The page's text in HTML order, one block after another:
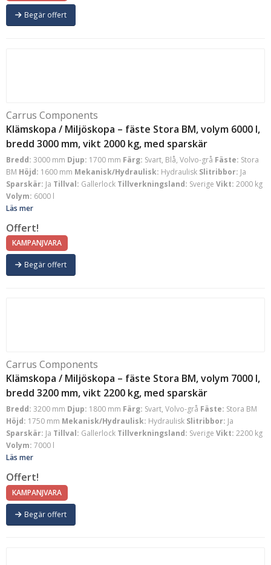
Begär offert
Carrus Components
Klämskopa / Miljöskopa – fäste Stora BM, volym 6000 l,
bredd 3000 mm, vikt 2000 kg, med sparskär
Bredd: 3000 mm Djup: 1700 mm Färg: Svart, Blå, Volvo-grå Fäste: Stora
BM Höjd: 1600 mm Mekanisk/Hydraulisk: Hydraulisk Slitribbor: Ja
Sparskär: Ja Tillval: Gallerlock Tillverkningsland: Sverige Vikt: 2000 kg
Volym: 6000 l
Läs mer
Offert!
KAMPANJVARA
Begär offert
Carrus Components
Klämskopa / Miljöskopa – fäste Stora BM, volym 7000 l,
bredd 3200 mm, vikt 2200 kg, med sparskär
Bredd: 3200 mm Djup: 1800 mm Färg: Svart, Volvo-grå Fäste: Stora BM
Höjd: 1750 mm Mekanisk/Hydraulisk: Hydraulisk Slitribbor: Ja
Sparskär: Ja Tillval: Gallerlock Tillverkningsland: Sverige Vikt: 2200 kg
Volym: 7000 l
Läs mer
Offert!
KAMPANJVARA
Begär offert